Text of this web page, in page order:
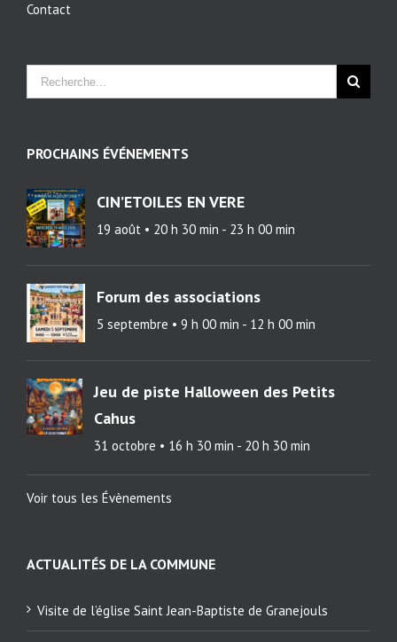
Contact
PROCHAINS ÉVÉNEMENTS
CIN’ETOILES EN VERE
19 août • 20 h 30 min - 23 h 00 min
Forum des associations
5 septembre • 9 h 00 min - 12 h 00 min
Jeu de piste Halloween des Petits
Cahus
31 octobre • 16 h 30 min - 20 h 30 min
Voir tous les Évènements
ACTUALITÉS DE LA COMMUNE
Visite de l’église Saint Jean-Baptiste de Granejouls